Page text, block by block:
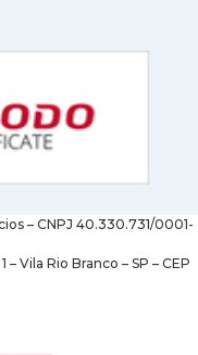
– CNPJ 40.330.731/0001-
Vila Rio Branco – SP – CEP